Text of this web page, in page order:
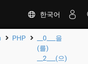
한국어
PHP
__0___을
(를)
__2___(으)